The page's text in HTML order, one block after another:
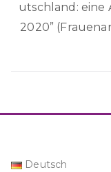
utschland: eine
2020”
Deutsch